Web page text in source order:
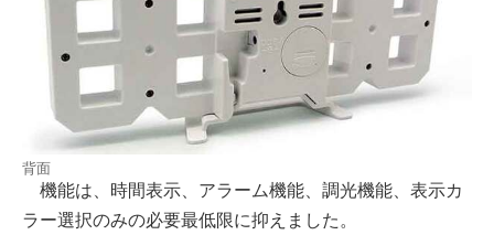
背面
機能は、時間表示、アラーム機能、調光機能、表示カ
ラー選択のみの必要最低限に抑えました。